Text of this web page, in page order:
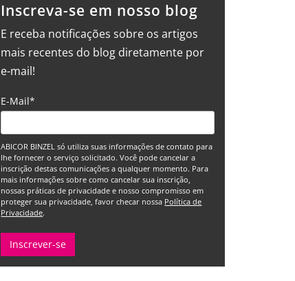
Inscreva-se em nosso blog
E receba notificações sobre os artigos
mais recentes do blog diretamente por
e-mail!
E-Mail*
ABICOR BINZEL só utiliza suas informações de contato para
lhe fornecer o serviço solicitado. Você pode cancelar a
inscrição destas comunicações a qualquer momento. Para
mais informações sobre como cancelar sua inscrição,
nossas práticas de privacidade e nosso compromisso em
proteger sua privacidade, favor checar nossa Política de
Privacidade.